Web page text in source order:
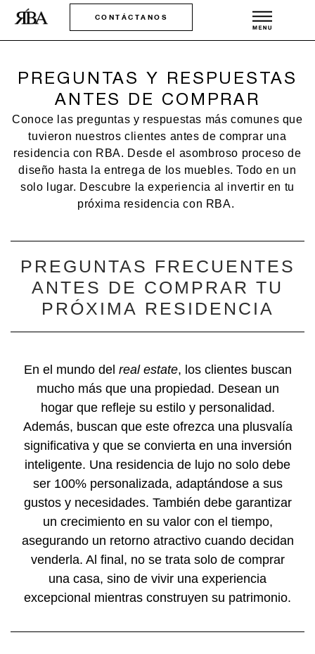
CONTÁCTANOS
PREGUNTAS Y RESPUESTAS
ANTES DE COMPRAR
Conoce las preguntas y respuestas más comunes que
tuvieron nuestros clientes antes de comprar una
residencia con RBA. Desde el asombroso proceso de
diseño hasta la entrega de los muebles. Todo en un
solo lugar. Descubre la experiencia al invertir en tu
próxima residencia con RBA.
PREGUNTAS FRECUENTES
ANTES DE COMPRAR TU
PRÓXIMA RESIDENCIA
En el mundo del real estate, los clientes buscan
mucho más que una propiedad. Desean un
hogar que refleje su estilo y personalidad.
Además, buscan que este ofrezca una plusvalía
significativa y que se convierta en una inversión
inteligente. Una residencia de lujo no solo debe
ser 100% personalizada, adaptándose a sus
gustos y necesidades. También debe garantizar
un crecimiento en su valor con el tiempo,
asegurando un retorno atractivo cuando decidan
venderla. Al final, no se trata solo de comprar
una casa, sino de vivir una experiencia
excepcional mientras construyen su patrimonio.